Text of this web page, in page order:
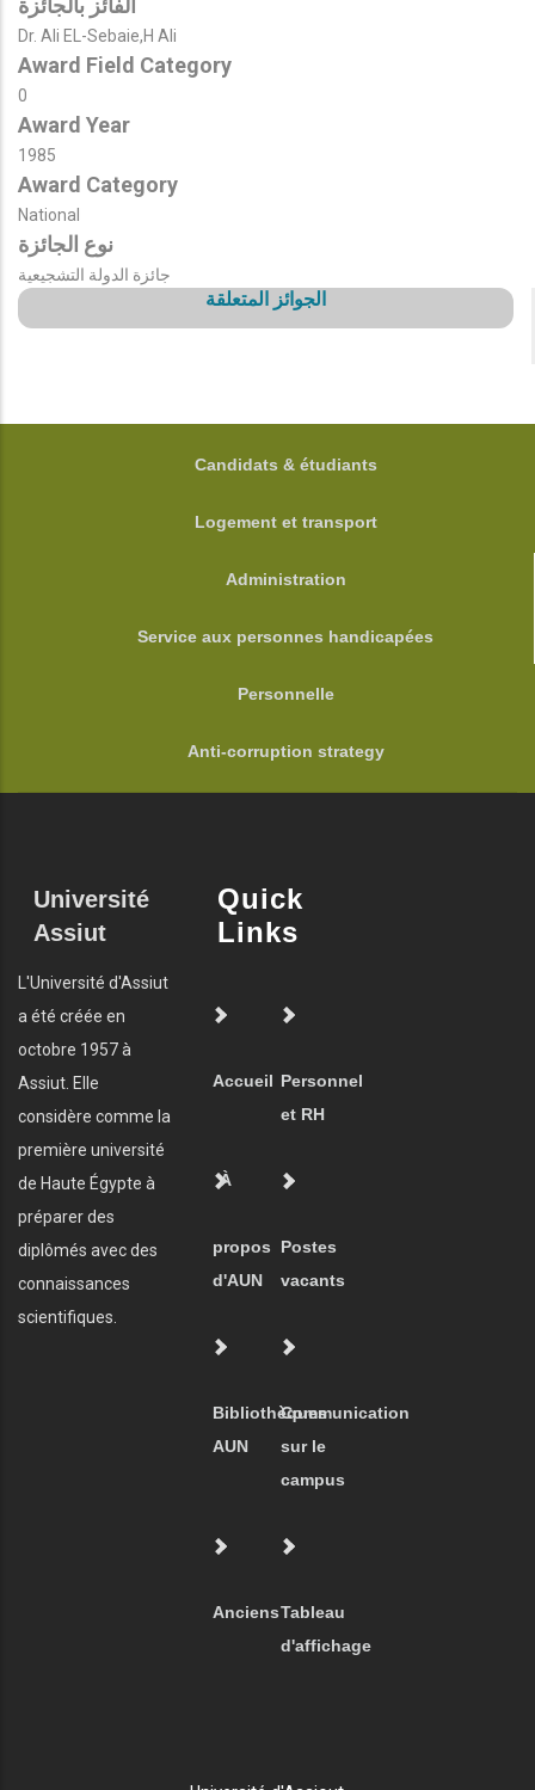
الفائز بالجائزة
Dr. Ali EL-Sebaie,H Ali
Award Field Category
0
Award Year
1985
Award Category
National
نوع الجائزة
جائزة الدولة التشجيعية
الجوائز المتعلقة
FOOTER
Candidats & étudiants
Logement et transport
Administration
Service aux personnes handicapées
Personnelle
Anti-corruption strategy
Université
Assiut
L'Université d'Assiut
a été créée en
octobre 1957 à
Assiut. Elle
considère comme la
première université
de Haute Égypte à
préparer des
diplômés avec des
connaissances
scientifiques.
Quick
Links
Accueil Personnel
et RH
À
propos
d'AUN
Postes
vacants
Bibliothèques
AUN
Communication
sur le
campus
AnciensTableau
d'affichage